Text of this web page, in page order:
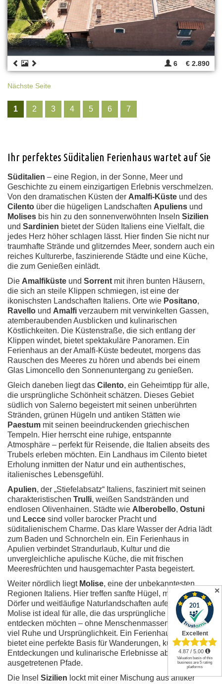
6 € 2.890
Nächste Seite
1 2 3 4 5 6 7
Ihr perfektes Süditalien Ferienhaus wartet auf Sie
Süditalien – eine Region, in der Sonne, Meer und
Geschichte zu einem einzigartigen Erlebnis verschmelzen.
Von den dramatischen Küsten der Amalfi-Küste und des
Cilento über die hügeligen Landschaften Apuliens und
Molises bis hin zu den sonnenverwöhnten Inseln Sizilien
und Sardinien bietet der Süden Italiens eine Vielfalt, die
jedes Herz höher schlagen lässt. Hier finden Sie nicht nur
traumhafte Strände und glitzerndes Meer, sondern auch ein
reiches Kulturerbe, faszinierende Städte und eine Küche,
die zum Genießen einlädt.
Die Amalfiküste und Sorrent mit ihren bunten Häusern,
die sich an steile Klippen schmiegen, ist eine der
ikonischsten Landschaften Italiens. Orte wie Positano,
Ravello und Amalfi verzaubern mit verwinkelten Gassen,
atemberaubenden Ausblicken und kulinarischen
Köstlichkeiten. Die Küstenstraße, die sich entlang der
Klippen windet, bietet spektakuläre Panoramen. Ein
Ferienhaus an der Amalfi-Küste bedeutet, morgens das
Rauschen des Meeres zu hören und abends bei einem
Glas Limoncello den Sonnenuntergang zu genießen.
Gleich daneben liegt das Cilento, ein Geheimtipp für alle,
die ursprüngliche Schönheit schätzen. Dieses Gebiet
südlich von Salerno begeistert mit seinen unberührten
Stränden, grünen Hügeln und antiken Stätten wie
Paestum mit seinen beeindruckenden griechischen
Tempeln. Hier herrscht eine ruhige, entspannte
Atmosphäre – perfekt für Reisende, die Italien abseits des
Trubels erleben möchten. Ein Landhaus im Cilento bietet
Erholung inmitten der Natur und ein authentisches,
italienisches Lebensgefühl.
Apulien, der „Stiefelabsatz“ Italiens, fasziniert mit seinen
charakteristischen Trulli, weißen Sandstränden und
endlosen Olivenhainen. Städte wie Alberobello, Ostuni
und Lecce sind voller barocker Pracht und
süditalienischem Charme. Das klare Wasser der Adria lädt
zum Baden und Schnorcheln ein. Ein Ferienhaus in
Apulien verbindet Strandurlaub, Kultur und die
unvergleichliche apulische Küche, die mit frischen
Meeresfrüchten und hausgemachter Pasta begeistert.
Weiter nördlich liegt Molise, eine der unbekanntesten
Regionen Italiens. Hier treffen sanfte Hügel, mittelalterliche
Dörfer und weitläufige Naturlandschaften aufeinander.
Molise ist ideal für alle, die das ursprüngliche Italien
entdecken möchten – ohne Menschenmassen, dafür mit
viel Ruhe und Ursprünglichkeit. Ein Ferienhaus in Molise
bietet eine perfekte Basis für Wanderungen, kulturelle
Entdeckungen und kulinarische Erlebnisse abseits der
ausgetretenen Pfade.
Die Insel Sizilien lockt mit einer Mischung aus antiker
✕